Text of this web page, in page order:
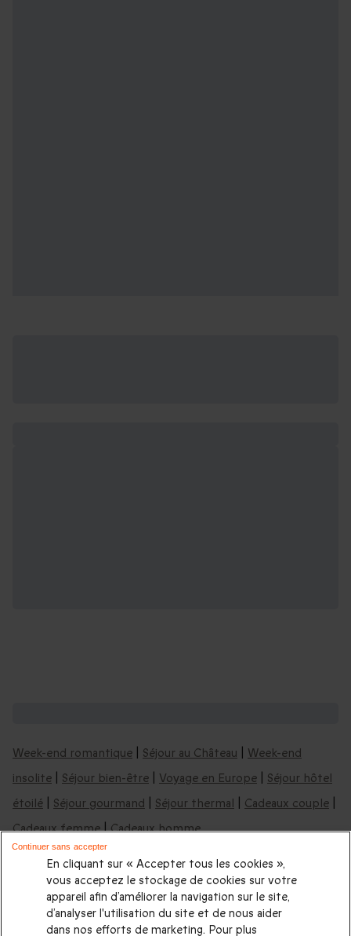
Week-end romantique Séjour au Château
Week-end
insolite
Séjour bien-être Voyage en Europe
Séjour hôtel
étoilé
Séjour gourmand Séjour thermal Cadeaux couple
Cadeaux femme|Cadeaux homme
Trouvez encore plus d'idées pour la Saint-
Valentin :
Que faire pour la Saint-Valentin ?|Quelles sont les
En cliquant sur « Accepter tous les cookies »,
vous acceptez le stockage de cookies sur votre
appareil afin d’améliorer la navigation sur le site,
d’analyser l'utilisation du site et de nous aider
dans nos efforts de marketing. Pour plus
Continuer sans accepter